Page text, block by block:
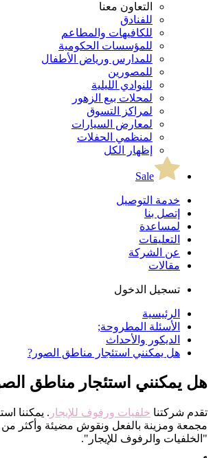
التعاون معنا
للفنادق
للكافيهات والمطاعم
للمؤسسات الحكومية
للمدارس ورياض الأطفال
للمصورين
للنوادي الليلية
لمحلات بيع الزهور
لمراكز التسوق
لمعارض السيارات
لمنظمي الحفلات
إظهار الكل
Sale
خدمة التوصيل
إتصل بنا
لمساعدة
التعليقات
عن الشركة
مقالات
تسجيل الدخول
الرئيسية
الأسئلة المطروحة;
الديكور والأحداث
هل يمكنني استئجار مناطق الصور?
هل يمكنني استئجار مناطق
تقدم شركتنا خلفيات ورفوف للإيجار . يمكننا
مجمعة ومزينة بالفعل ونقوش مضيئة وأكثر
"الخلفيات والرفوف للإيجار".